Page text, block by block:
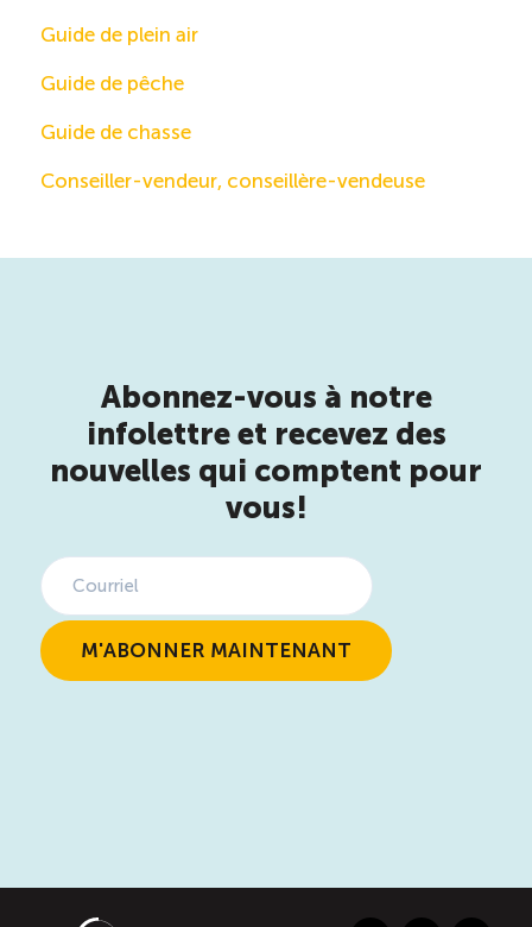
Guide de plein air
Guide de pêche
Guide de chasse
Conseiller-vendeur, conseillère-vendeuse
Abonnez-vous à notre
infolettre et recevez des
nouvelles qui comptent pour
vous!